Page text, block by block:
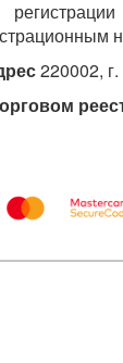
220002,